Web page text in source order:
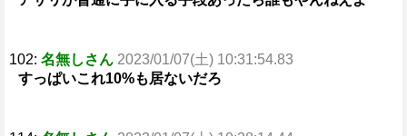
102: 名無しさん 2023/01/07(土) 10:31:54.83
すっぱいこれ10%も居ないだろ